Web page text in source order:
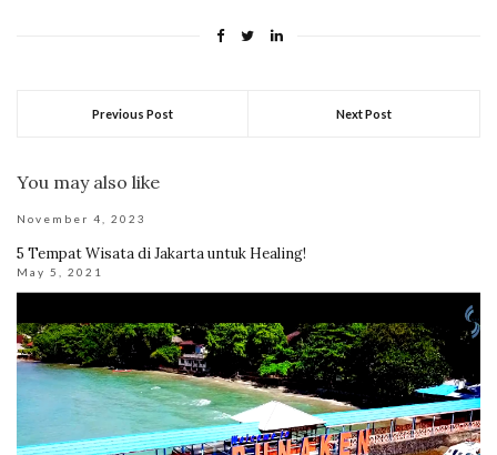
Previous Post Next Post
You may also like
November 4, 2023
5 Tempat Wisata di Jakarta untuk Healing!
May 5, 2021